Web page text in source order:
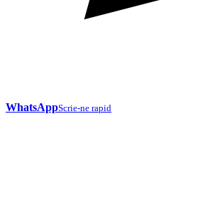
WhatsAppScrie-ne rapid